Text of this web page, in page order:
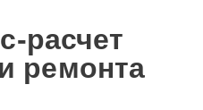
расчет
ремонта